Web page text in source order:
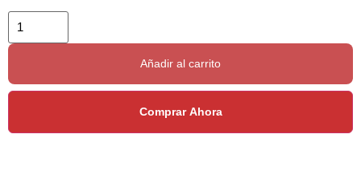
Añadir al carrito
Comprar Ahora